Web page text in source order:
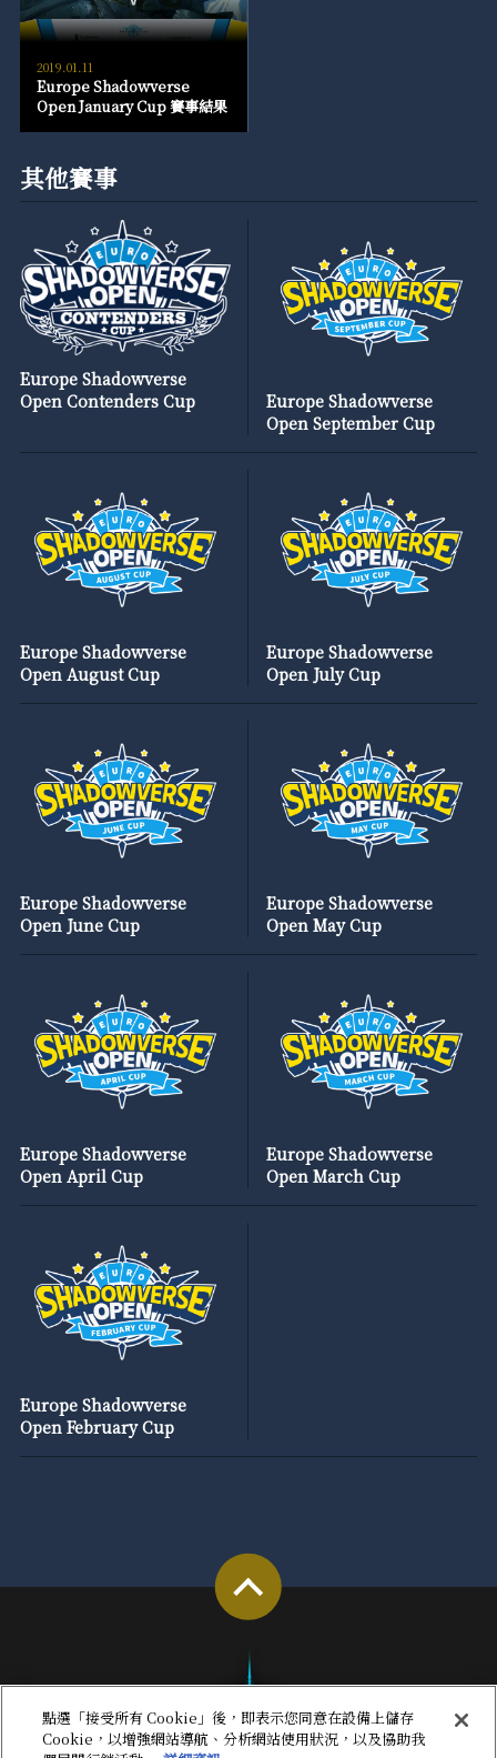
2019.01.11
Europe Shadowverse
Open January Cup 賽事結果
其他賽事
Europe Shadowverse
Open Contenders Cup
Europe Shadowverse
Open September Cup
Europe Shadowverse
Open August Cup
Europe Shadowverse
Open July Cup
Europe Shadowverse
Open June Cup
Europe Shadowverse
Open May Cup
Europe Shadowverse
Open April Cup
Europe Shadowverse
Open March Cup
Europe Shadowverse
Open February Cup
點選「接受所有 Cookie」後，即表示您同意在設備上儲存
Cookie，以增強網站導航、分析網站使用狀況，以及協助我